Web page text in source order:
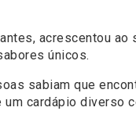
acrescentou ao
únicos.
sabiam que
cardápio diverso